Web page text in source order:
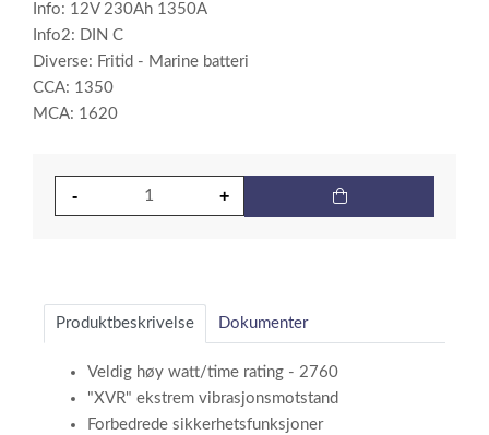
Info: 12V 230Ah 1350A
Info2: DIN C
Diverse: Fritid - Marine batteri
CCA: 1350
MCA: 1620
Produktbeskrivelse Dokumenter
Veldig høy watt/time rating - 2760
"XVR" ekstrem vibrasjonsmotstand
Forbedrede sikkerhetsfunksjoner